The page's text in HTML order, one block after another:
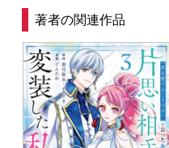
著者の関連作品